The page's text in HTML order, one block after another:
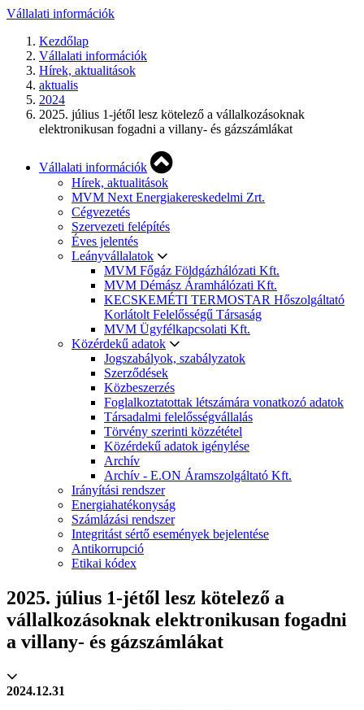
Vállalati információk
Kezdőlap
Vállalati információk
Hírek, aktualitások
aktualis
2024
2025. július 1-jétől lesz kötelező a vállalkozásoknak
elektronikusan fogadni a villany- és gázszámlákat
Vállalati információk
Hírek, aktualitások
MVM Next Energiakereskedelmi Zrt.
Cégvezetés
Szervezeti felépítés
Éves jelentés
Leányvállalatok
MVM Főgáz Földgázhálózati Kft.
MVM Démász Áramhálózati Kft.
KECSKEMÉTI TERMOSTAR Hőszolgáltató
Korlátolt Felelősségű Társaság
MVM Ügyfélkapcsolati Kft.
Közérdekű adatok
Jogszabályok, szabályzatok
Szerződések
Közbeszerzés
Foglalkoztatottak létszámára vonatkozó adatok
Társadalmi felelősségvállalás
Törvény szerinti közzététel
Közérdekű adatok igénylése
Archív
Archív - E.ON Áramszolgáltató Kft.
Irányítási rendszer
Energiahatékonyság
Számlázási rendszer
Integritást sértő események bejelentése
Antikorrupció
Etikai kódex
2025. július 1-jétől lesz kötelező a
vállalkozásoknak elektronikusan fogadni
a villany- és gázszámlákat
2024.12.31